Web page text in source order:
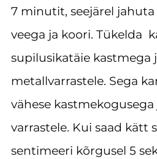
7 minutit, seejärel
veega ja koori. Tükelda
supilusikatäie kastmega
metallvarrastele. Sega
vähese
varrastele. Kui saad kätt
sentimeeri kõrgusel 5